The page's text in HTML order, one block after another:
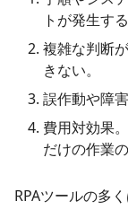
トが発生する
複雑な判断
きない。
誤作動や障
費用対効果
だけの作業
RPAツールの多